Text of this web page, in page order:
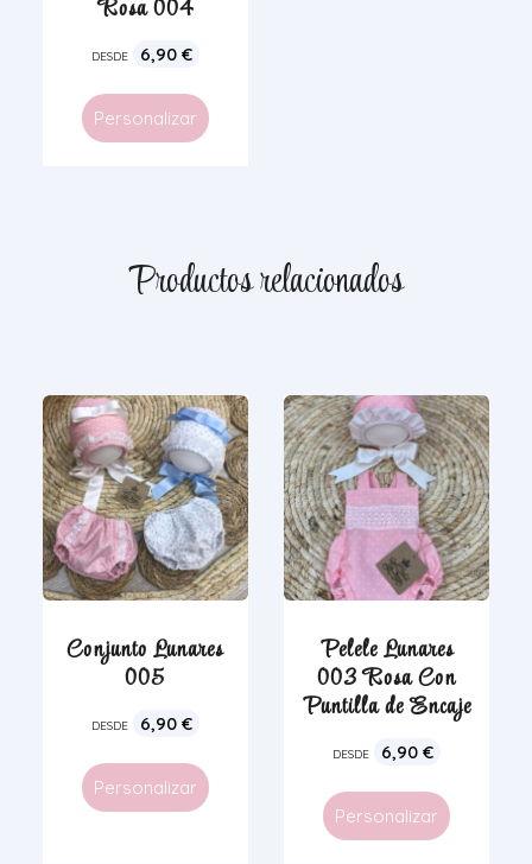
Rosa 004
DESDE 6,90 €
Personalizar
Productos relacionados
Conjunto Lunares
005
DESDE 6,90 €
Personalizar
Pelele Lunares
003 Rosa Con
Puntilla de Encaje
DESDE 6,90€
Personalizar